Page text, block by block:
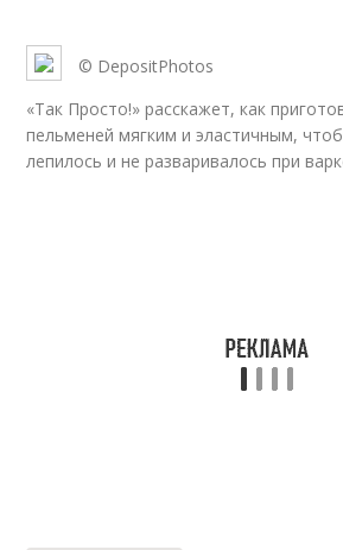
© DepositPhotos
«Так Просто!» расскажет, как
пельменей мягким и эластичным,
лепилось и не разваривалось при